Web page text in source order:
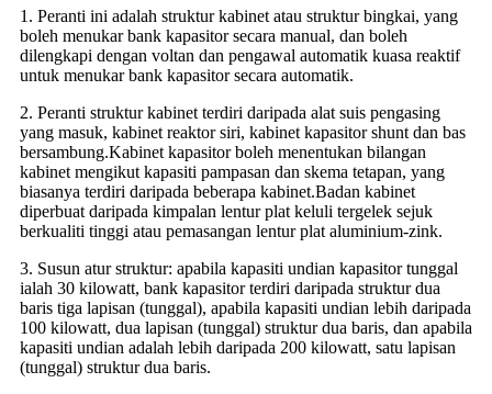
1. Peranti ini adalah struktur kabinet atau struktur bingkai, yang
boleh menukar bank kapasitor secara manual, dan boleh
dilengkapi dengan voltan dan pengawal automatik kuasa reaktif
untuk menukar bank kapasitor secara automatik.
2. Peranti struktur kabinet terdiri daripada alat suis pengasing
yang masuk, kabinet reaktor siri, kabinet kapasitor shunt dan bas
bersambung.Kabinet kapasitor boleh menentukan bilangan
kabinet mengikut kapasiti pampasan dan skema tetapan, yang
biasanya terdiri daripada beberapa kabinet.Badan kabinet
diperbuat daripada kimpalan lentur plat keluli tergelek sejuk
berkualiti tinggi atau pemasangan lentur plat aluminium-zink.
3. Susun atur struktur: apabila kapasiti undian kapasitor tunggal
ialah 30 kilowatt, bank kapasitor terdiri daripada struktur dua
baris tiga lapisan (tunggal), apabila kapasiti undian lebih daripada
100 kilowatt, dua lapisan (tunggal) struktur dua baris, dan apabila
kapasiti undian adalah lebih daripada 200 kilowatt, satu lapisan
(tunggal) struktur dua baris.